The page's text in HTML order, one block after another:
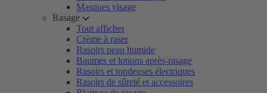
Masques visage
Rasage
Tout afficher
Crème à raser
Rasoirs peau humide
Baumes et lotions après-rasage
Rasoirs et tondeuses électriques
Rasoirs de sûreté et accessoires